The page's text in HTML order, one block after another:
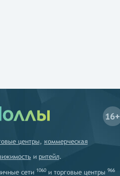
16+
центры, коммерческая
и ритейл.
сети 1060и торговые центры 966